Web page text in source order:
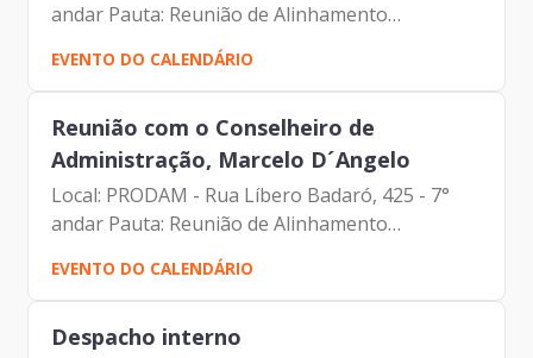
andar Pauta: Reunião de Alinhamento
Participantes: André Castro Carvalho (Membro
Comitê de Auditoria Estatutário - CAE) André
Luiz Carneiro de...
EVENTO DO CALENDÁRIO
Reunião com o Conselheiro de
Administração, Marcelo D´Angelo
Local: PRODAM - Rua Líbero Badaró, 425 - 7°
andar Pauta: Reunião de Alinhamento
Participantes: Francisco de Padovan Forbes
(Presidente da Prodam) Marcelo D’Angelo
(Conselheiro de Administração) ...
EVENTO DO CALENDÁRIO
Despacho interno